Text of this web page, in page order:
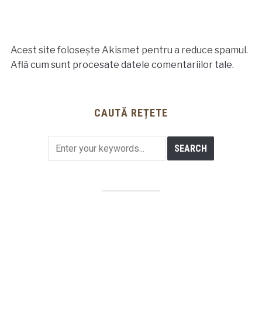
Acest site folosește Akismet pentru a reduce spamul.
Află cum sunt procesate datele comentariilor tale.
CAUTĂ REȚETE